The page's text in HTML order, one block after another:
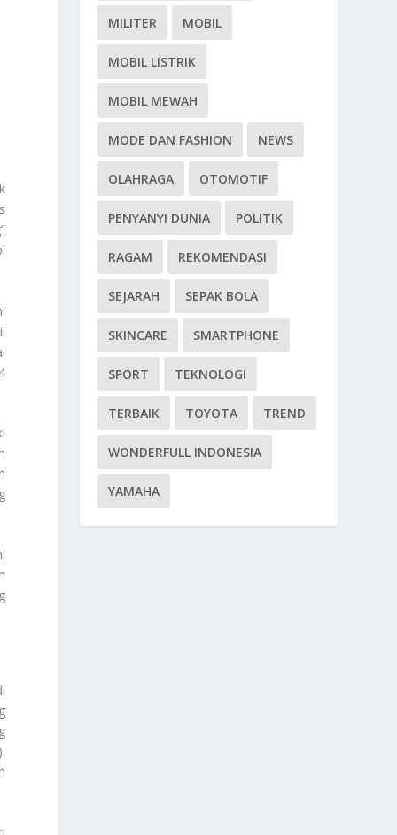
MILITER MOBIL
MOBIL LISTRIK
MOBIL MEWAH
MODE DAN FASHION NEWS
OLAHRAGA OTOMOTIF
PENYANYI DUNIA POLITIK
RAGAM REKOMENDASI
SEJARAH SEPAK BOLA
SKINCARE SMARTPHONE
SPORT TEKNOLOGI
TERBAIK TOYOTA TREND
WONDERFULL INDONESIA
YAMAHA